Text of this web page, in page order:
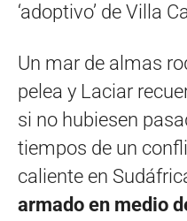
‘adoptivo’ de Villa
Un mar de almas
pelea y Laciar
si no hubiesen
tiempos de un
caliente en
armado en medio